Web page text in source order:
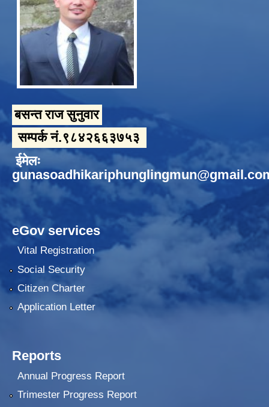
बसन्त राज सुनुवार
सम्पर्क नं.९८४२६६३७५३
ईमेलः
eGov services
Vital Registration
Social Security
Citizen Charter
Application Letter
Reports
Annual Progress Report
Trimester Progress Report